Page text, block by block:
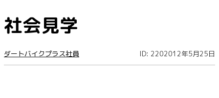
社会見学
ダートバイクプラス社員 ID: 2202012年5月25日